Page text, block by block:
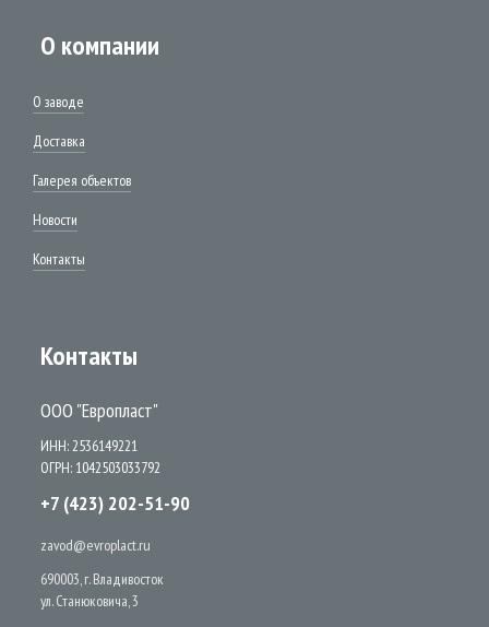
О компании
О заводе
Доставка
Галерея объектов
Новости
Контакты
Контакты
ООО "Европласт"
ИНН: 2536149221
ОГРН: 1042503033792
+7 (423) 202-51-90
zavod@evroplact.ru
690003, г. Владивосток
ул. Станюковича, 3